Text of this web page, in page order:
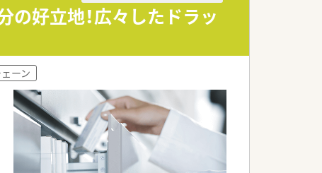
の好立地！広々したドラッ
ーン